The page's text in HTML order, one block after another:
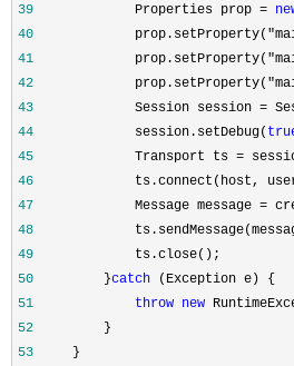
39
             Properties prop =
40
41
42
43
             Session session =
44
             session.setDebug(
45
             Transport ts =
46
47
             Message message =
48
49
50
         }
catch
51
throw new
52
53